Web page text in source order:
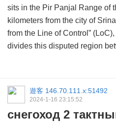
sits in the Pir Panjal Range of
kilometers from the city of
from the Line of Control”
divides this disputed region
遊客 146.70.111.x:51492
2024-1-16 23:15:52
снегоход 2